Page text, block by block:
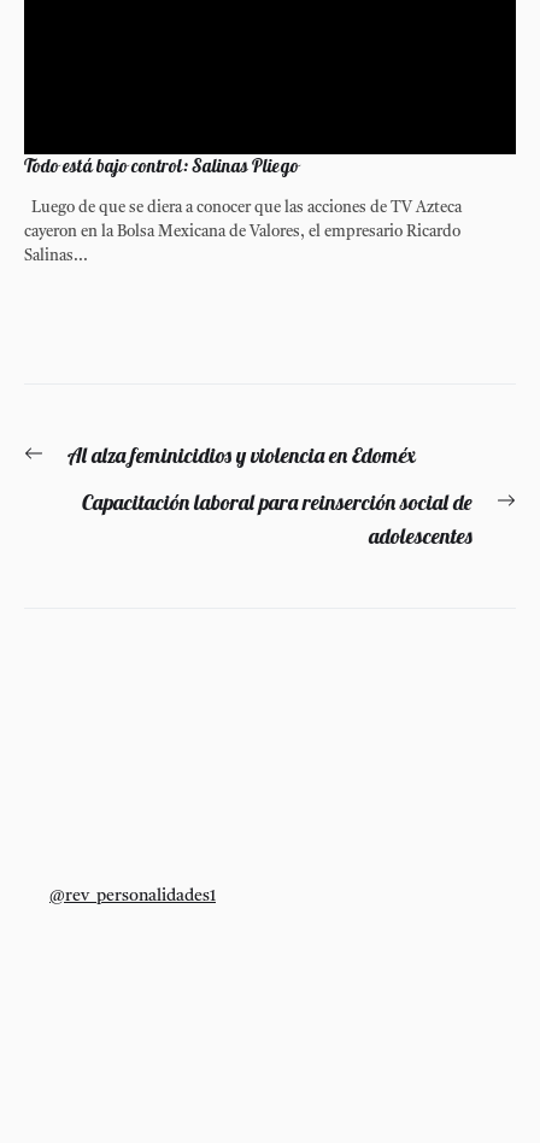
Todo está bajo control: Salinas Pliego
Luego de que se diera a conocer que las acciones de TV Azteca
cayeron en la Bolsa Mexicana de Valores, el empresario Ricardo
Salinas...
Navegación
entradas
EntradaAl alza feminicidios y violencia en Edoméx
Capacitación laboral para reinserción social de
adolescentes
@rev_personalidades1